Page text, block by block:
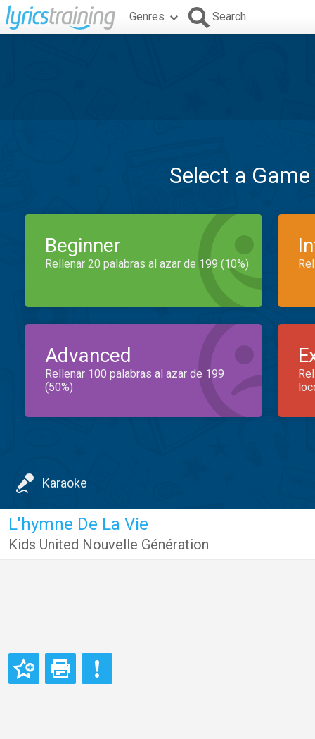
Genres Search
Select a
Beginner
Rellenar 20 palabras al azar de 199 (10%)
Advanced
Rellenar 100 palabras al azar de 199
(50%)
Karaoke
L'hymne De La Vie
Kids United Nouvelle Génération